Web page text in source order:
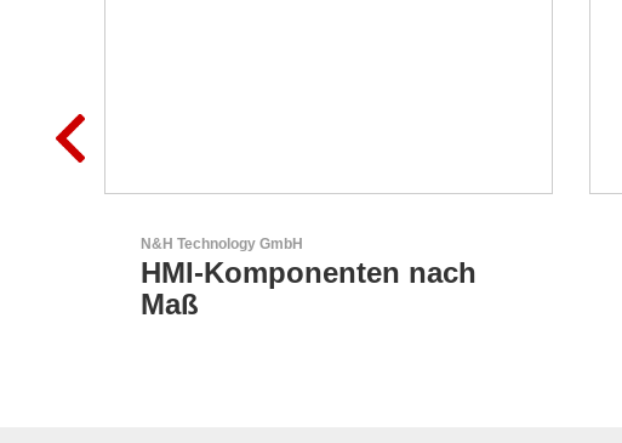
Özdisan Elektronik A.S.
Partner für Lösungen mit
elektronischen